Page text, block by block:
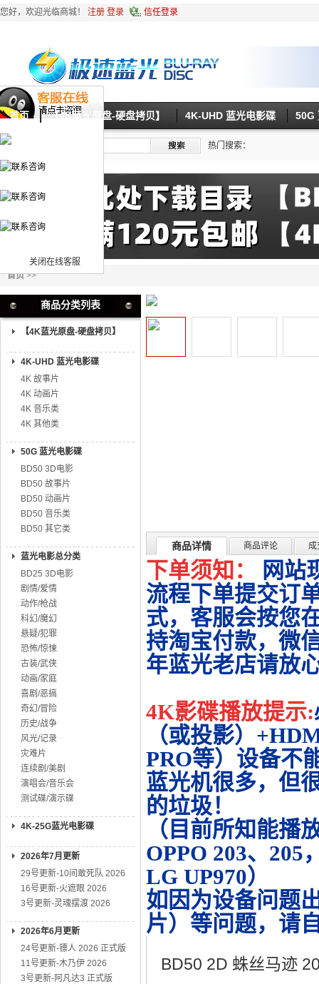
关闭在线客服
您好，欢迎光临商城！ 注册 登录 信任登录
首页 【4K蓝光原盘-硬盘拷贝】 4K-UHD 蓝光电影碟 50G
热门搜索：
首页>>
商品分类列表
【4K蓝光原盘-硬盘拷贝】
4K-UHD 蓝光电影碟
4K 故事片
4K 动画片
4K 音乐类
4K 其他类
50G 蓝光电影碟
BD50 3D电影
BD50 故事片
BD50 动画片
BD50 音乐类
BD50 其它类
蓝光电影总分类
BD25 3D电影
剧情/爱情
动作/枪战
科幻/魔幻
悬疑/犯罪
恐怖/惊悚
古装/武侠
动画/家庭
喜剧/恶搞
奇幻/冒险
历史/战争
风光/记录
灾难片
连续剧/美剧
演唱会/音乐会
测试碟/演示碟
4K-25G蓝光电影碟
2026年7月更新
29号更新-10间敢死队 2026
16号更新-火遮眼 2026
3号更新-灵魂摆渡 2026
2026年6月更新
24号更新-镖人 2026 正式版
11号更新-木乃伊 2026
3号更新-阿凡达3 正式版
商品详情 商品评论 成
下单须知：
网站
流程下单提交订
式，客服会按您
持淘宝付款，微
年蓝光老店请放
4K影碟播放提示:
（或投影）
PRO等）设备不
蓝光机很多，但
的垃圾！
（目前所知能播
OPPO 203、205
LG UP970）
如因为设备问题
片）等问题，请
BD50 2D 蛛丝马迹